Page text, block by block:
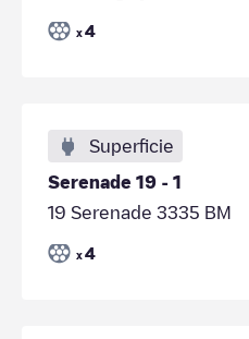
x 4
Superficie
Serenade 19 - 1
19 Serenade 3335 BM
x 4